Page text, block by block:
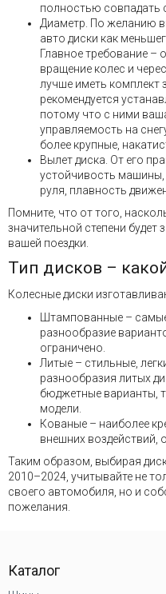
полностью совпадать
Диаметр. По желанию
авто диски как
Главное требование –
вращение колес и
лучше иметь комплект
рекомендуется
потому что с ними
управляемость на
более крупные,
Вылет диска. От его
устойчивость
руля, плавность
Помните, что от того,
значительной степени будет
вашей поездки.
Тип дисков –
Колесные диски
Штампованные –
разнообразие
ограничено.
Литые – стильные,
разнообразия литых
бюджетные варианты,
модели.
Кованые – наиболее
внешних воздействий,
Таким образом, выбирая
2010–2024, учитывайте не
своего автомобиля, но и
пожелания.
Каталог